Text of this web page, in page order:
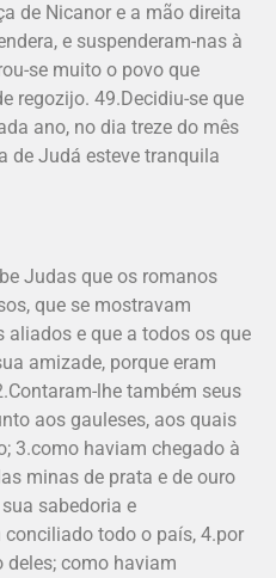
de Nicanor e a mão direita
e suspenderam-nas à
se muito o povo que
regozijo. 49.Decidiu-se que
ano, no dia treze do mês
de Judá esteve tranquila
Judas que os romanos
que se mostravam
aliados e que a todos os que
amizade, porque eram
lhe também seus
aos gauleses, aos quais
3.como haviam chegado à
minas de prata e de ouro
sabedoria e
todo o país, 4.por
como haviam